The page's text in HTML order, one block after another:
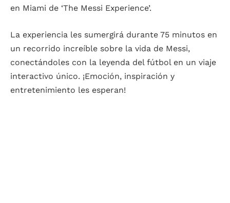
en Miami de ‘The Messi Experience’.
La experiencia les sumergirá durante 75 minutos en
un recorrido increíble sobre la vida de Messi,
conectándoles con la leyenda del fútbol en un viaje
interactivo único. ¡Emoción, inspiración y
entretenimiento les esperan!